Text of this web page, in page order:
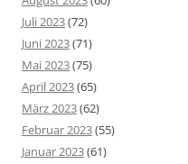
Juli 2023(72)
Juni 2023(71)
Mai 2023(75)
April 2023(65)
März 2023(62)
Februar 2023(55)
Januar 2023(61)